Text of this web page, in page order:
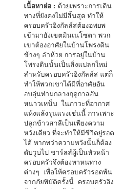
เนื้อหาย่อ : ด้วยเพราะการเดิน
ทางที่ยังคงไม่มีสิ้นสุด ทำให้
ครอบครัวอิงกัลล์สต้องอพยพ
เข้ามายังเขตมินเนโซตา พวก
เขาต้องอาศัยในบ้านโพรงดิน
ข้างๆ ลำห้วย การอยู่ในบ้าน
โพรงดินนั้นเป็นสิ่งแปลกใหม่
สำหรับครอบครัวอิงกัลล์ส แต่ก็
ทำให้พวกเขาได้มีที่อาศัยอัน
อบอุ่นท่ามกลางฤดูกาลอัน
หนาวเหน็บ ในภาวะที่อากาศ
แห้งแล้งรุนแรงเช่นนี้ การเพาะ
ปลูกข้าวสาลีเป็นเพียงความ
หวังเดียว ที่จะทำให้มีชีวิตยู่รอด
ได้ หากทว่าความหวังนั้นก็ต้อง
ดับวูบไป ชาร์ลส์ผู้เป็นหัวหน้า
ครอบครัวจึงต้องหาหนทาง
ต่างๆ เพื่อให้ครอบครัวรอดพ้น
จากภัยพิบัติครั้งนี้ ครอบครัวอิง